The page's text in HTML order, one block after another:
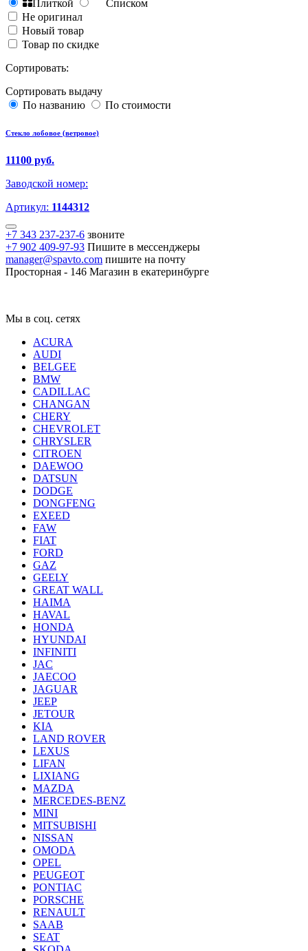
Плиткой
Списком
Не оригинал
Новый товар
Товар по скидке
Сортировать:
Сортировать выдачу
По названию
По стоимости
Стекло лобовое (ветровое)
11100 руб.
Заводской номер:
Артикул: 1144312
+7 343 237-237-6 звоните
+7 902 409-97-93 Пишите в мессенджеры
manager@spavto.com пишите на почту
Просторная - 146 Магазин в екатеринбурге
Мы в соц. сетях
ACURA
AUDI
BELGEE
BMW
CADILLAC
CHANGAN
CHERY
CHEVROLET
CHRYSLER
CITROEN
DAEWOO
DATSUN
DODGE
DONGFENG
EXEED
FAW
FIAT
FORD
GAZ
GEELY
GREAT WALL
HAIMA
HAVAL
HONDA
HYUNDAI
INFINITI
JAC
JAECOO
JAGUAR
JEEP
JETOUR
KIA
LAND ROVER
LEXUS
LIFAN
LIXIANG
MAZDA
MERCEDES-BENZ
MINI
MITSUBISHI
NISSAN
OMODA
OPEL
PEUGEOT
PONTIAC
PORSCHE
RENAULT
SAAB
SEAT